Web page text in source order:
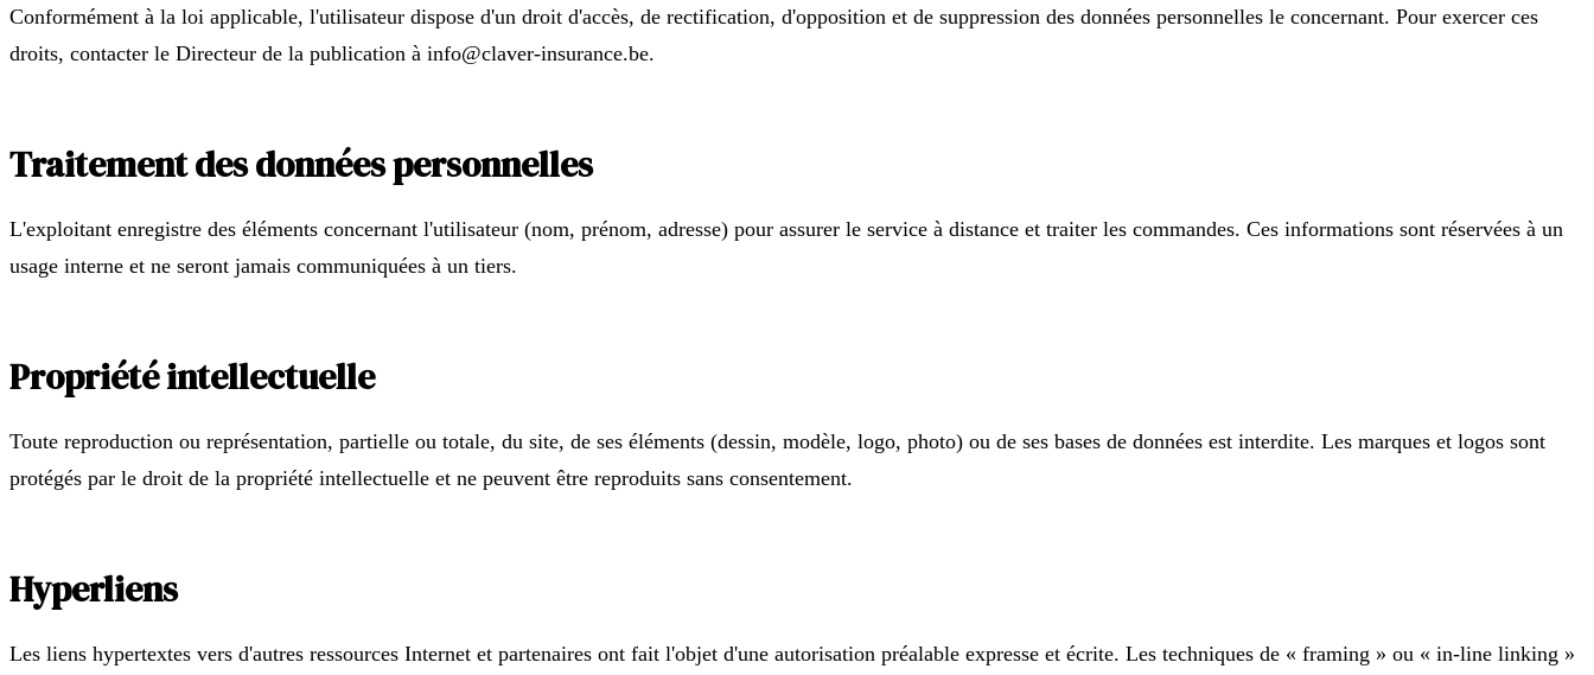
Conformément à la loi applicable, l'utilisateur dispose d'un droit d'accès, de rectification, d'opposition et de suppression des données personnelles le concernant. Pour exercer ces
droits, contacter le Directeur de la publication à info@claver-insurance.be.
Traitement des données personnelles
L'exploitant enregistre des éléments concernant l'utilisateur (nom, prénom, adresse) pour assurer le service à distance et traiter les commandes. Ces informations sont réservées à un
usage interne et ne seront jamais communiquées à un tiers.
Propriété intellectuelle
Toute reproduction ou représentation, partielle ou totale, du site, de ses éléments (dessin, modèle, logo, photo) ou de ses bases de données est interdite. Les marques et logos sont
protégés par le droit de la propriété intellectuelle et ne peuvent être reproduits sans consentement.
Hyperliens
Les liens hypertextes vers d'autres ressources Internet et partenaires ont fait l'objet d'une autorisation préalable expresse et écrite. Les techniques de « framing » ou « in-line linking »